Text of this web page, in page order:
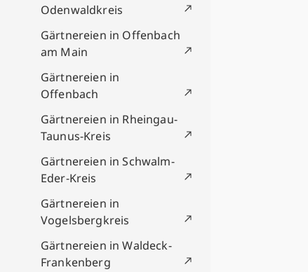
Odenwaldkreis
Gärtnereien in Offenbach
am Main
Gärtnereien in
Offenbach
Gärtnereien in Rheingau-
Taunus-Kreis
Gärtnereien in Schwalm-
Eder-Kreis
Gärtnereien in
Vogelsbergkreis
Gärtnereien in Waldeck-
Frankenberg